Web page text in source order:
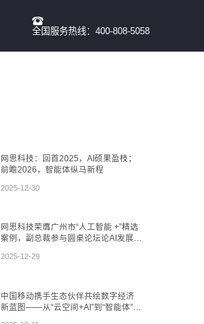
全国服务热线：400-808-5058
网思科技：回首2025，AI硕果盈枝；
前瞻2026，智能体纵马新程
2025-12-30
网思科技荣膺广州市“人工智能 +”精选
案例，副总裁参与圆桌论坛论AI发展态
2025-12-29
中国移动携手生态伙伴共绘数字经济
新蓝图——从“云空间+AI”到“智能体”，